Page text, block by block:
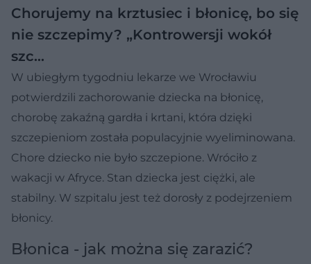
Chorujemy na krztusiec i błonicę, bo się
nie szczepimy? „Kontrowersji wokół
szc…
W ubiegłym tygodniu lekarze we Wrocławiu
potwierdzili zachorowanie dziecka na błonicę,
chorobę zakaźną gardła i krtani, która dzięki
szczepieniom została populacyjnie wyeliminowana.
Chore dziecko nie było szczepione. Wróciło z
wakacji w Afryce. Stan dziecka jest ciężki, ale
stabilny. W szpitalu jest też dorosły z podejrzeniem
błonicy.
Błonica - jak można się zarazić?